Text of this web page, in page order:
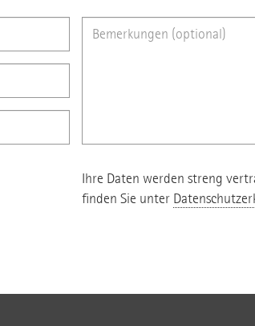
Ihre Daten werden streng
finden Sie unter